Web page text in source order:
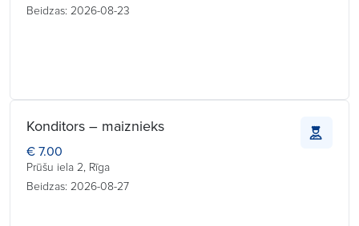
Beidzas: 2026-08-23
Konditors – maiznieks
€ 7.00
Prūšu iela 2, Rīga
Beidzas: 2026-08-27